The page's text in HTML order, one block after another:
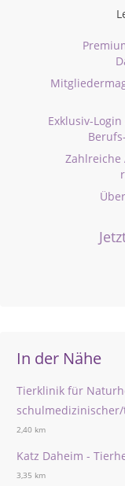
Exklusiv-
Zahlreiche
In der Nähe
Tierklinik für
2,40 km
Katz Daheim -
3,35 km